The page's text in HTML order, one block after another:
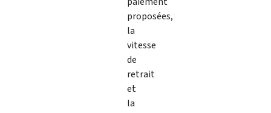
proposées,
la
vitesse
de
retrait
et
la